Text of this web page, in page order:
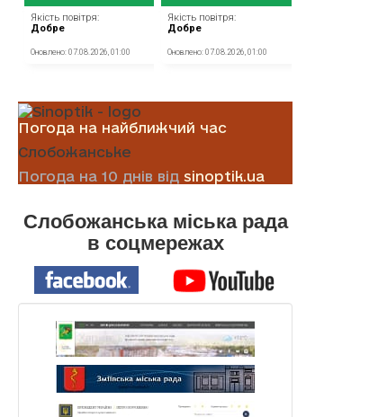
Погода на найближчий час
Слобожанське
Погода на 10 днів від sinoptik.ua
Слобожанська міська рада
в соцмережах